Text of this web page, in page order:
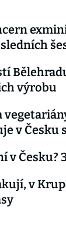
výrobu
v Česku
Česku?
v